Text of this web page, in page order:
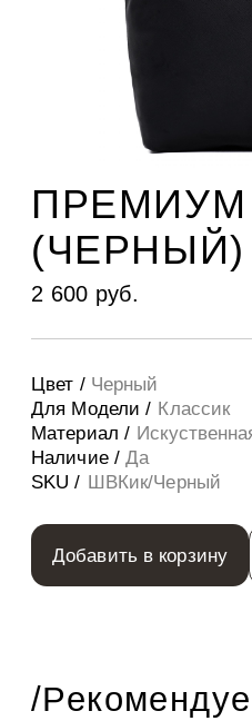
ПРЕМИУМ
(ЧЕРНЫЙ)
2 600 руб.
Цвет / Черный
Для Модели / Классик
Материал /
Наличие /Да
SKU / ШВКик/Черный
Добавить в корзину
/